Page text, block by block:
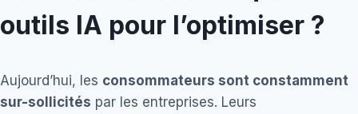
outils IA pour l’optimiser ?
Aujourd’hui, les consommateurs sont constamment
sur-sollicités par les entreprises. Leurs